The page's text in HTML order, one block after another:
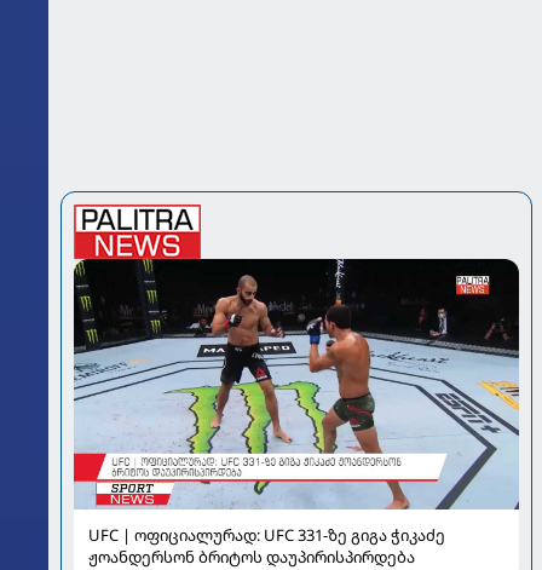
UFC | ოფიციალურად: UFC 331-ზე გიგა ჭიკაძე
ჟოანდერსონ ბრიტოს დაუპირისპირდება